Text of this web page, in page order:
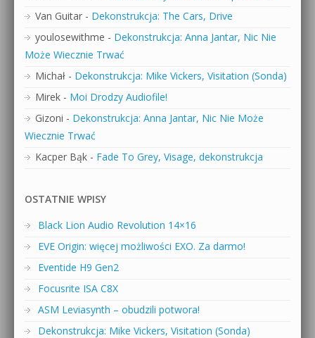
Van Guitar - Dekonstrukcja: The Cars, Drive
youlosewithme - Dekonstrukcja: Anna Jantar, Nic Nie
Może Wiecznie Trwać
Michał - Dekonstrukcja: Mike Vickers, Visitation (Sonda)
Mirek - Moi Drodzy Audiofile!
Gizoni - Dekonstrukcja: Anna Jantar, Nic Nie Może
Wiecznie Trwać
Kacper Bąk - Fade To Grey, Visage, dekonstrukcja
OSTATNIE WPISY
Black Lion Audio Revolution 14×16
EVE Origin: więcej możliwości EXO. Za darmo!
Eventide H9 Gen2
Focusrite ISA C8X
ASM Leviasynth – obudzili potwora!
Dekonstrukcja: Mike Vickers, Visitation (Sonda)